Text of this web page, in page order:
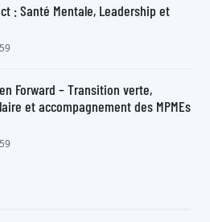
: Santé Mentale, Leadership et
Forward – Transition verte,
et accompagnement des MPMEs